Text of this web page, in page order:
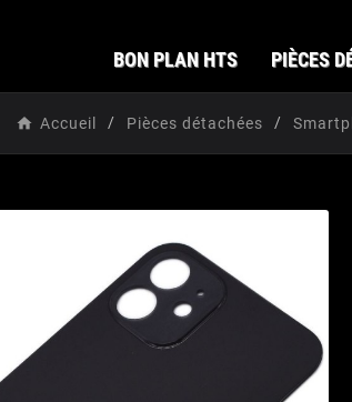
BON PLAN HTS PIÈCES
Accueil Pièces détachées